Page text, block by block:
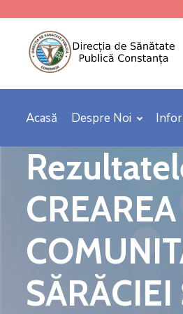
Acasă Despre Noi